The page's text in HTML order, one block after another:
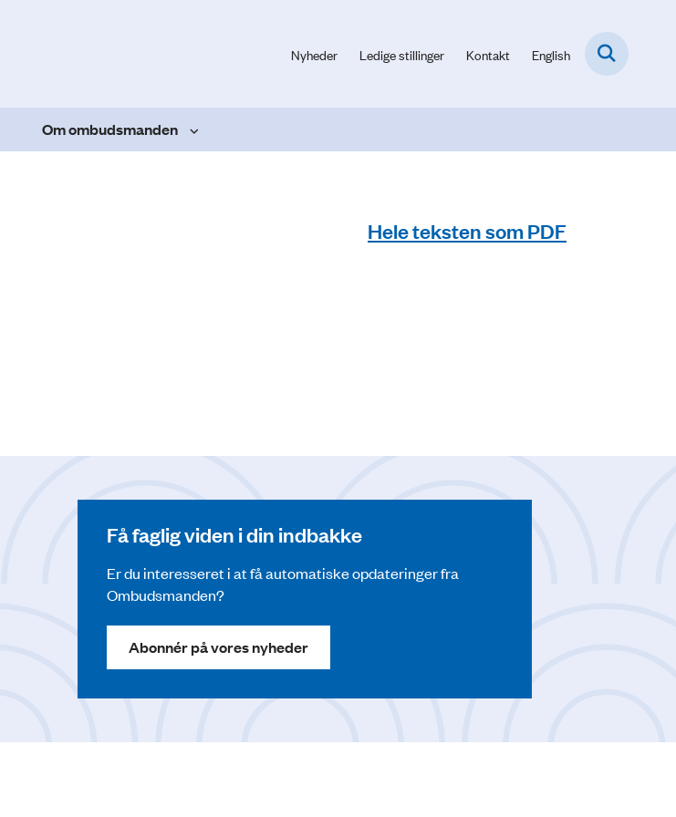
Nyheder Ledige stillinger Kontakt English
Om ombudsmanden
Hele teksten som PDF
Få faglig viden i din indbakke
Er du interesseret i at få automatiske opdateringer fra
Ombudsmanden?
Abonnér på vores nyheder